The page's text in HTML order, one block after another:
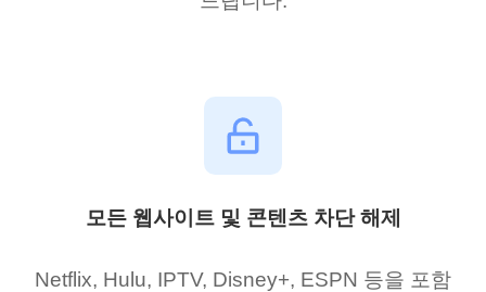
모든 웹사이트 및 콘텐츠 차단 해제
Netflix, Hulu, IPTV, Disney+, ESPN 등을 포함